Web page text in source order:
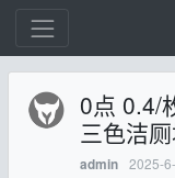
0点 0.4/
三色洁
admin 2025-